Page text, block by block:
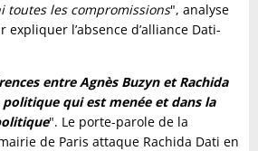
toutes les compromissions", analyse
expliquer l’absence d’alliance Dati-
entre Agnès Buzyn et Rachida
politique qui est menée et dans la
". Le porte-parole de la
de Paris attaque Rachida Dati en